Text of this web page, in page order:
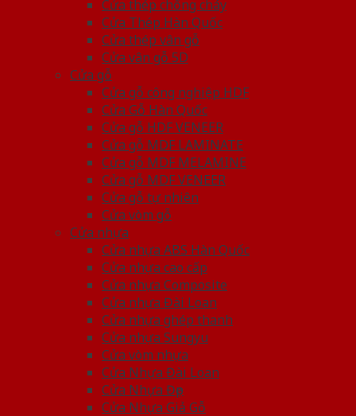
Cửa thép chống cháy
Cửa Thép Hàn Quốc
Cửa thép vân gỗ
Cửa vân gỗ 5D
Cửa gỗ
Cửa gỗ công nghiệp HDF
Cửa Gỗ Hàn Quốc
Cửa gỗ HDF VENEER
Cửa gỗ MDF LAMINATE
Cửa gỗ MDF MELAMINE
Cửa gỗ MDF VENEER
Cửa gỗ tự nhiên
Cửa vòm gỗ
Cửa nhựa
Cửa nhựa ABS Hàn Quốc
Cửa nhựa cao cấp
Cửa nhựa Composite
Cửa nhựa Đài Loan
Cửa nhựa ghép thanh
Cửa nhựa Sungyu
Cửa vòm nhựa
Cửa Nhựa Đài Loan
Cửa Nhựa Đẹp
Cửa Nhựa Giả Gỗ